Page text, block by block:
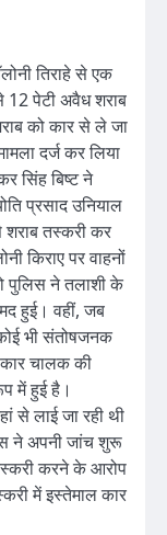
तिराहे से एक
12 पेटी अवैध शराब
को कार से ले जा
दर्ज कर लिया
सिंह बिष्ट ने
प्रसाद उनियाल
तस्करी कर
किराए पर वाहनों
पुलिस ने तलाशी के
हुई। वहीं, जब
भी संतोषजनक
कार चालक की
में हुई है।
से लाई जा रही थी
ने अपनी जांच शुरू
करने के आरोप
में इस्तेमाल कार